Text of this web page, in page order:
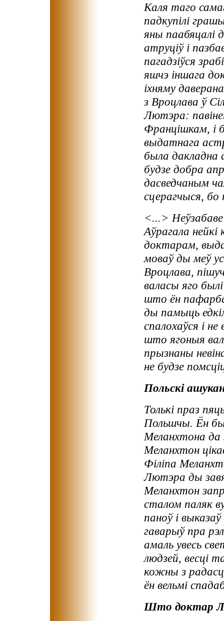
Каля таго
падкупілі
яны паабяцалі
атруціў і
пагадзіўся
яшчэ іншага
іхняму
з Вроцлава ў
Лютэра:
Францішкам, і
выдатнага
была дакладна
будзе добра
дасведчаным
сцерагчыся, бо
<...>
Аўрагала нейкі
доктарам,
моваў ды меў
Вроцлава,
валасы яго
што ён
ды памыць
спалохаўся і
што ягоныя
прызнаны
не будзе
Польскі
Толькі праз
Польшчы. Ён
Меланхтона да
Меланхтон
Філіпа
Лютэра ды
Меланхтон
сталом паляк
паноў і
гаварыў пра
амаль увесь
людзей, весці
кожны з
ён вельмі
Што доктар